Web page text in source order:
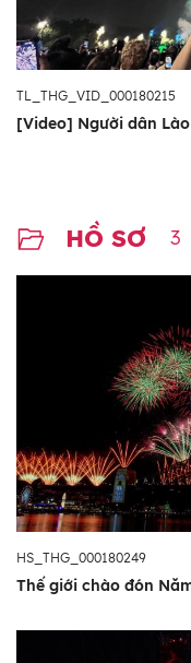
TL_THG_VID_000180215
[Video] Người dân
HỒ SƠ 3
HS_THG_000180249
Thế giới chào đón